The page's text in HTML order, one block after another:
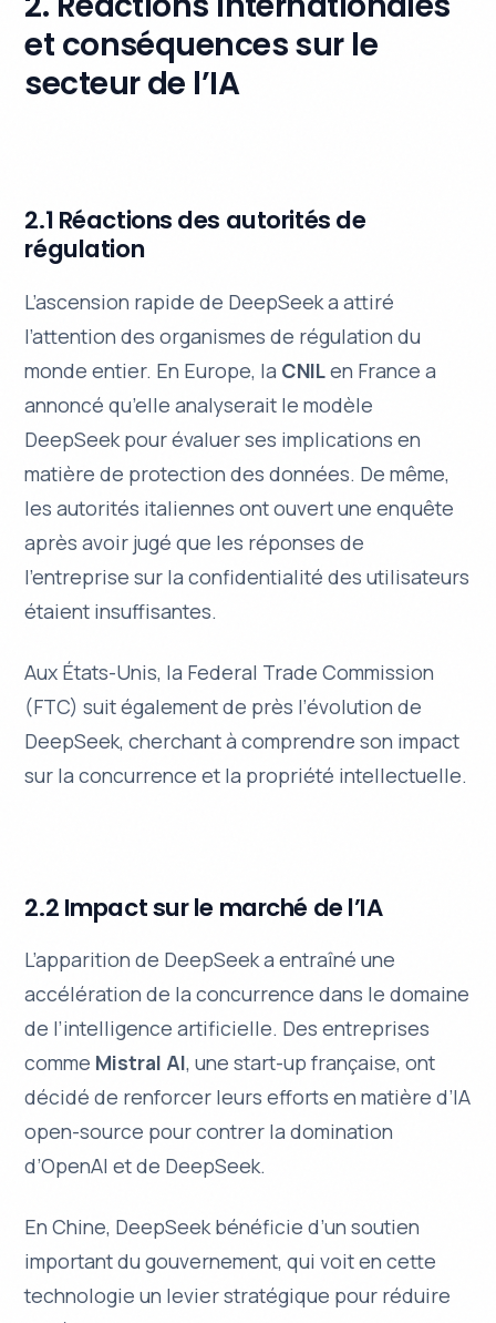
et conséquences sur le
secteur de l’IA
2.1 Réactions des autorités de
régulation
L’ascension rapide de DeepSeek a attiré
l’attention des organismes de régulation du
monde entier. En Europe, la CNILen France a
annoncé qu’elle analyserait le modèle
DeepSeek pour évaluer ses implications en
matière de protection des données. De même,
les autorités italiennes ont ouvert une enquête
après avoir jugé que les réponses de
l’entreprise sur la confidentialité des utilisateurs
étaient insuffisantes.
Aux États-Unis, la Federal Trade Commission
(FTC) suit également de près l’évolution de
DeepSeek, cherchant à comprendre son impact
sur la concurrence et la propriété intellectuelle.
2.2 Impact sur le marché de l’IA
L’apparition de DeepSeek a entraîné une
accélération de la concurrence dans le domaine
de l’intelligence artificielle. Des entreprises
comme Mistral AI, une start-up française, ont
décidé de renforcer leurs efforts en matière d’IA
open-source pour contrer la domination
d’OpenAI et de DeepSeek.
En Chine, DeepSeek bénéficie d’un soutien
important du gouvernement, qui voit en cette
technologie un levier stratégique pour réduire